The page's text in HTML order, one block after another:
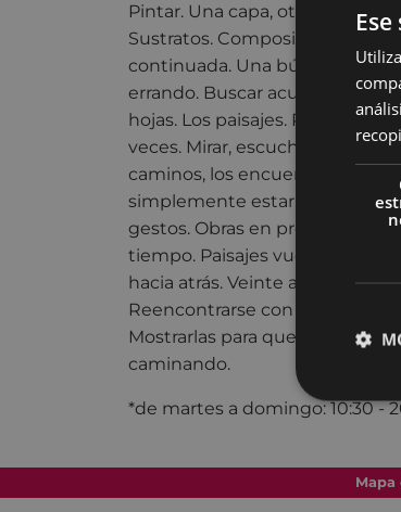
Pintar. Una capa, otra capa,
Sustratos. Composiciones.
continuada. Una búsqueda
errando. Buscar acumulando.
hojas. Los paisajes.
veces. Mirar, escuchar, oler,
caminos, los encuentros, las
simplemente estar. Calma,
gestos. Obras en proceso,
tiempo. Paisajes vueltos a
hacia atrás. Veinte años. Mover
Reencontrarse con ellas y ellas
Mostrarlas para que vivan
caminando.
*de martes a domingo: 10:30 -
Mapa